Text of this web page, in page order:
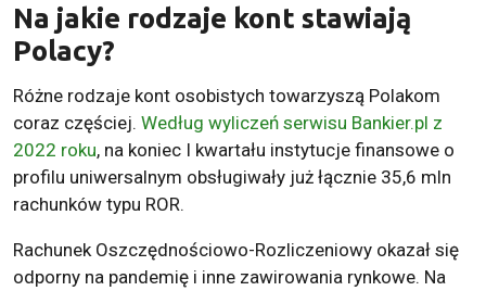
Na jakie rodzaje kont stawiają
Polacy?
Różne rodzaje kont osobistych towarzyszą Polakom
coraz częściej. Według wyliczeń serwisu Bankier.pl z
2022 roku, na koniec I kwartału instytucje finansowe o
profilu uniwersalnym obsługiwały już łącznie 35,6 mln
rachunków typu ROR.
Rachunek Oszczędnościowo-Rozliczeniowy okazał się
odporny na pandemię i inne zawirowania rynkowe. Na